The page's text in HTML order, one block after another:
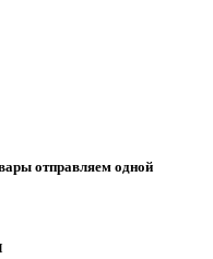
отправляем одной